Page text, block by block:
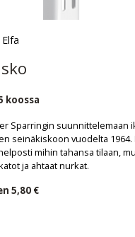
koossa
Sparringin suunnittelemaan
seinäkiskoon vuodelta 1964.
mihin tahansa tilaan,
ja ahtaat nurkat.
5,80 €